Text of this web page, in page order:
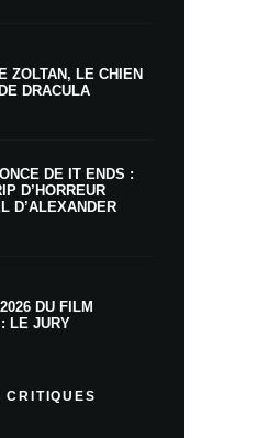
ZOLTAN, LE CHIEN
DRACULA
DE IT ENDS :
D’HORREUR
D’ALEXANDER
DU FILM
LE JURY
CRITIQUES